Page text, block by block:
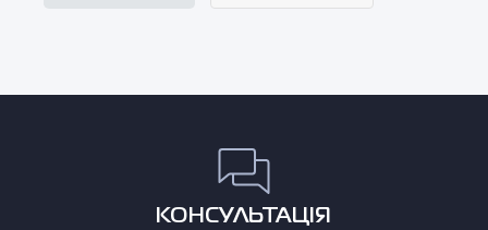
КОНСУЛЬТАЦІЯ